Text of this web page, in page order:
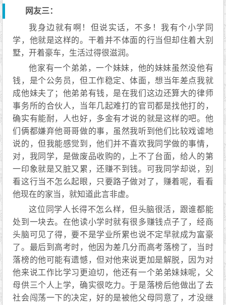
网友三：
我身边就有啊！但说实话，不多！我有个小学同
学，他就是这样的。干着并不体面的行当但却住着大别
墅，开着豪车，生活过得很滋润。
他家有一个弟弟，一个妹妹，他的妹妹虽然没他有
钱，是个公务员，但工作稳定、体面，想当年差点我就
成他妹夫了；他弟弟有钱，是在我们这边还算大的律师
事务所的合伙人，当年几起难打的官司都是找他打的，
确实有能耐，人也好，多金有才说的就是这样的吧。他
们俩都嫌弃他哥哥做的事，虽然我听到他们比较戏谑地
说的，但我能感觉到，他们并不喜欢我同学做的事情，
对，我同学，是做废品收购的，上不了台面，给人的第
一印象就是又脏又累，还赚不到钱。可我同学却说，别
看这行当不怎么起眼，只要路子做对了，赚着呢，看看
他现在的家当，就知道此言非虚。
这位同学人长得不怎么样，但头脑很活，跟谁都能
处到一块去。在他读小学时就有很多赚钱点子了，经商
头脑可见了得，要不是学业所累也说不定早就成为富豪
了。最后到高考时，他因为差几分而高考落榜了，当时
落榜的他可能有遗憾，但对他来说更加是解脱，因为对
他来说工作比学习更迫切，他还有一个弟弟妹妹呢，父
母供三个人上学，确实很吃力。于是落榜后他做出了去
社会闯荡一下的决定，好的是被他父母同意了，才没继